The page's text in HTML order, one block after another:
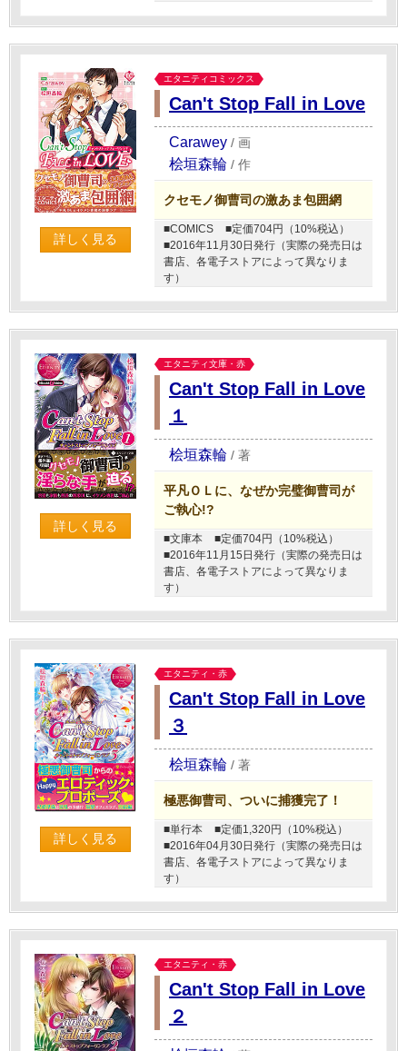
詳しく見る
エタニティコミックス
Can't Stop Fall in Love
Carawey / 画
桧垣森輪 / 作
クセモノ御曹司の激あま包囲網
■COMICS
■定価704円（10%税込）
■2016年11月30日発行（実際の発売日は
書店、各電子ストアによって異なりま
す）
詳しく見る
エタニティ文庫・赤
Can't Stop Fall in Love
１
桧垣森輪 / 著
平凡ＯＬに、なぜか完璧御曹司が
ご執心!?
■文庫本
■定価704円（10%税込）
■2016年11月15日発行（実際の発売日は
書店、各電子ストアによって異なりま
す）
詳しく見る
エタニティ・赤
Can't Stop Fall in Love
３
桧垣森輪 / 著
極悪御曹司、ついに捕獲完了！
■単行本
■定価1,320円（10%税込）
■2016年04月30日発行（実際の発売日は
書店、各電子ストアによって異なりま
す）
エタニティ・赤
Can't Stop Fall in Love
２